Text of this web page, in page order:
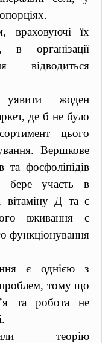
враховуючі їх
в організації
відводиться
жоден
де б не було
цього
Вершкове
та фосфоліпідів
бере участь в
вітаміну Д та є
вживання є
функціонування
є однією з
тому що
та робота не
теорію